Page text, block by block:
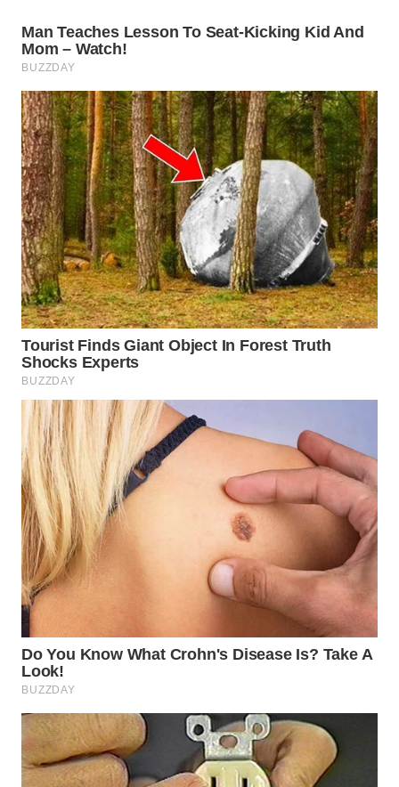
SUMEDANG
WN
CIANJUR
WN
KEPULAUAN
SERIBU
WN
TANGERANG
WN
BINJAI
WN
CIREBON
WN
INDRAMAYU
WN
KUNINGAN
WN
MAJALENGKA
SUBANG
WN
WN
PURWAKARTA